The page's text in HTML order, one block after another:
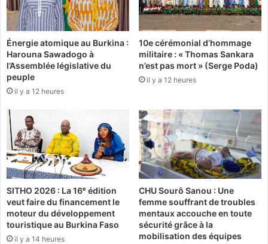
r
r
i
è
r
e
s
t
u
n
e
e
x
c
u
s
o
n
e
l
a
Énergie atomique au Burkina :
Harouna Sawadogo à
l’Assemblée législative du
peuple
il y a 12 heures
10e cérémonial d’hommage
militaire : « Thomas Sankara
n’est pas mort » (Serge Poda)
il y a 12 heures
SITHO 2026 : La 16ᵉ édition
veut faire du financement le
moteur du développement
touristique au Burkina Faso
il y a 14 heures
CHU Sourô Sanou : Une
femme souffrant de troubles
mentaux accouche en toute
sécurité grâce à la
mobilisation des équipes